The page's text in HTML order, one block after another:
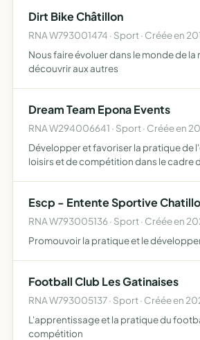
généralement to…
Dirt Bike Châtillon
RNA W793001474 · Sport · Créée en
Nous faire évoluer dans le monde de la
découvrir aux autres
Dream Team Epona Events
RNA W294006641 · Sport · Créée en
Développer et favoriser la pratique de
loisirs et de compétition dans le cadre
organ…
Escp - Entente Sportive
RNA W793005136 · Sport · Créée en
Promouvoir la pratique et le
Football Club Les Gatinaises
RNA W793005137 · Sport · Créée en
L'apprentissage et la pratique du
compétition